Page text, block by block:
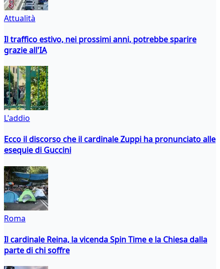
Attualità
Il traffico estivo, nei prossimi anni, potrebbe sparire
grazie all'IA
L'addio
Ecco il discorso che il cardinale Zuppi ha pronunciato alle
esequie di Guccini
Roma
Il cardinale Reina, la vicenda Spin Time e la Chiesa dalla
parte di chi soffre